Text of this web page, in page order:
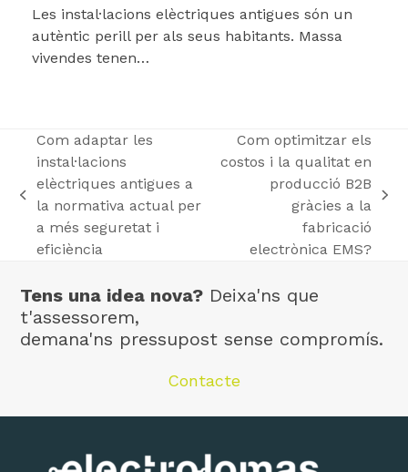
Les instal·lacions elèctriques antigues són un
autèntic perill per als seus habitants. Massa
vivendes tenen…
previous
post:
Com adaptar les
instal·lacions
elèctriques antigues a
la normativa actual per
a més seguretat i
eficiència
Com optimitzar els
costos i la qualitat en
producció B2B
gràcies a la
fabricació
electrònica EMS?
Tens una idea nova? Deixa'ns que
t'assessorem,
demana'ns pressupost sense compromís.
Contacte